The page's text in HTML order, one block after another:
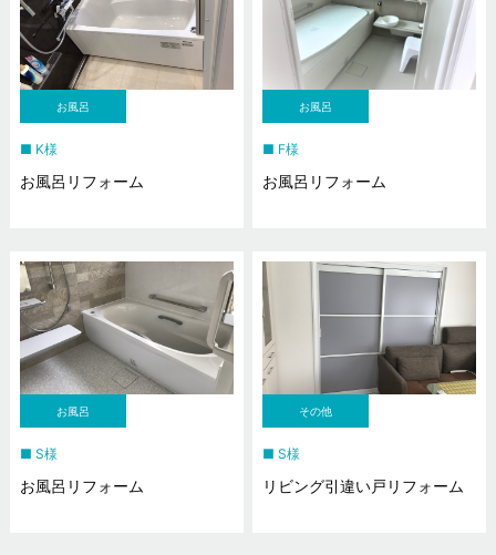
お風呂
K様
お風呂リフォーム
お風呂
F様
お風呂リフォーム
お風呂
S様
お風呂リフォーム
その他
S様
リビング引違い戸リフォーム